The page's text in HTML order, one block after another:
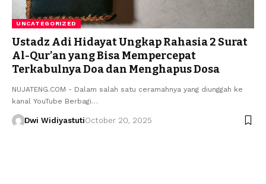
UNCATEGORIZED
Ustadz Adi Hidayat Ungkap Rahasia 2 Surat
Al-Qur’an yang Bisa Mempercepat
Terkabulnya Doa dan Menghapus Dosa
NUJATENG.COM - Dalam salah satu ceramahnya yang diunggah ke
kanal YouTube Berbagi…
Dwi WidiyastutiOctober 20, 2025